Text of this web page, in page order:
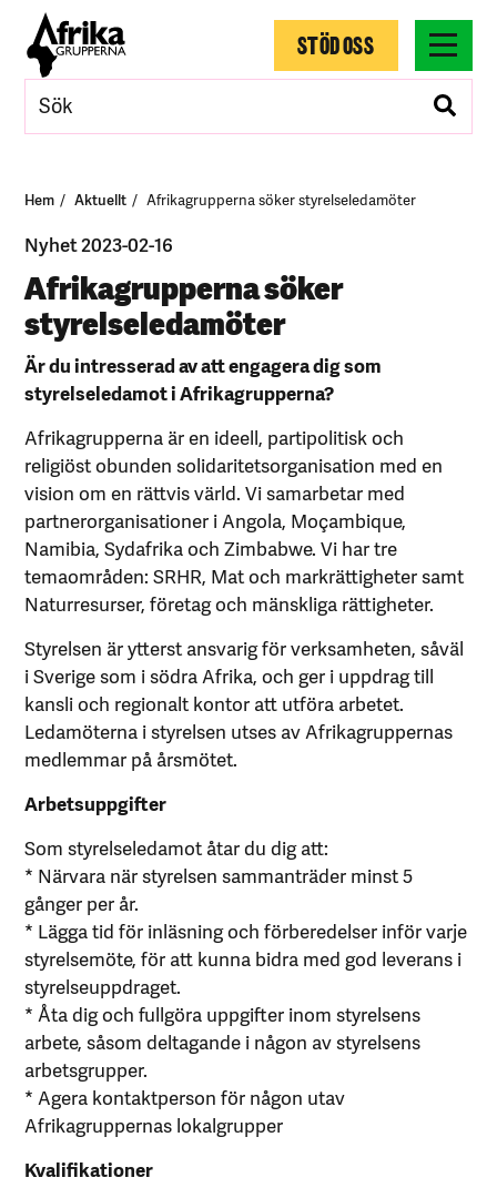
STÖD OSS
Hem Aktuellt Afrikagrupperna söker styrelseledamöter
Nyhet 2023-02-16
Afrikagrupperna söker
styrelseledamöter
Är du intresserad av att engagera dig som
styrelseledamot i Afrikagrupperna?
Afrikagrupperna är en ideell, partipolitisk och
religiöst obunden solidaritetsorganisation med en
vision om en rättvis värld. Vi samarbetar med
partnerorganisationer i Angola, Moçambique,
Namibia, Sydafrika och Zimbabwe. Vi har tre
temaområden: SRHR, Mat och markrättigheter samt
Naturresurser, företag och mänskliga rättigheter.
Styrelsen är ytterst ansvarig för verksamheten, såväl
i Sverige som i södra Afrika, och ger i uppdrag till
kansli och regionalt kontor att utföra arbetet.
Ledamöterna i styrelsen utses av Afrikagruppernas
medlemmar på årsmötet.
Arbetsuppgifter
Som styrelseledamot åtar du dig att:
* Närvara när styrelsen sammanträder minst 5
gånger per år.
* Lägga tid för inläsning och förberedelser inför varje
styrelsemöte, för att kunna bidra med god leverans i
styrelseuppdraget.
* Åta dig och fullgöra uppgifter inom styrelsens
arbete, såsom deltagande i någon av styrelsens
arbetsgrupper.
* Agera kontaktperson för någon utav
Afrikagruppernas lokalgrupper
Kvalifikationer